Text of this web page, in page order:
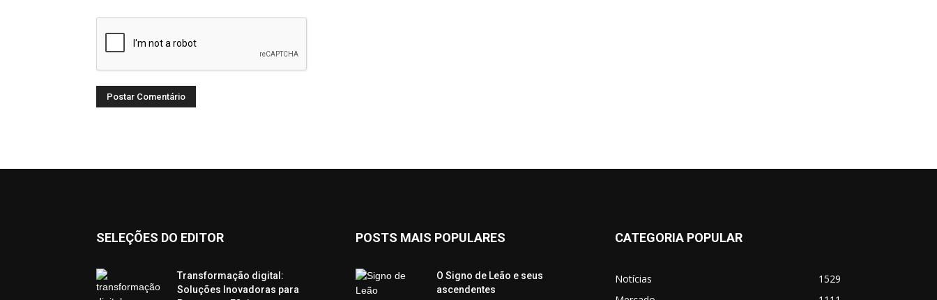
SELEÇÕES DO EDITOR
Transformação digital:
Soluções Inovadoras para
POSTS MAIS POPULARES
O Signo de Leão e seus
ascendentes
CATEGORIA POPULAR
Notícias
1529